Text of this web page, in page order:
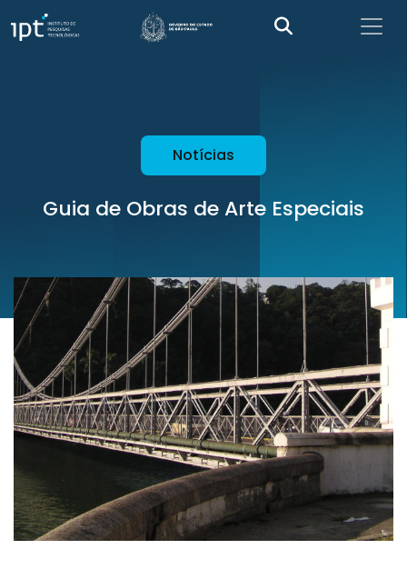
Notícias
Guia de Obras de Arte Especiais